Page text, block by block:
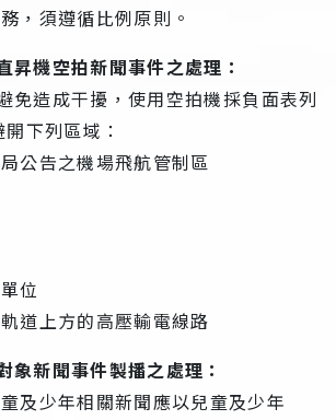
，須遵循比例原則。
昇機空拍新聞事件之處理：
免造成干擾，使用空拍機採負面表列
下列區域：
公告之機場飛航管制區
位
道上方的高壓輸電線路
象新聞事件製播之處理：
及少年相關新聞應以兒童及少年